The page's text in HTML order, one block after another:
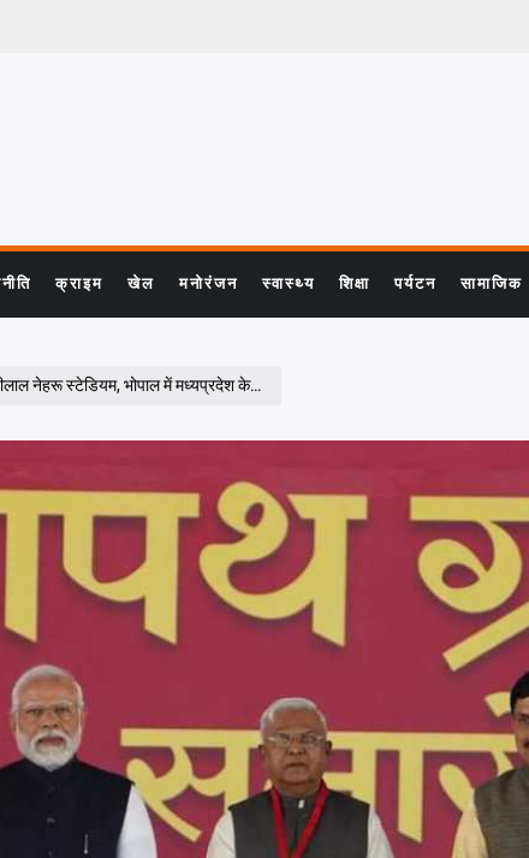
क्राइम खेल मनोरंजन स्वास्थ्य शिक्षा पर्यटन सामाजिक
मुख्यमंत्री डॉ. मोहन यादव के शपथ ग्रहण समारोह में शामिल हुये।